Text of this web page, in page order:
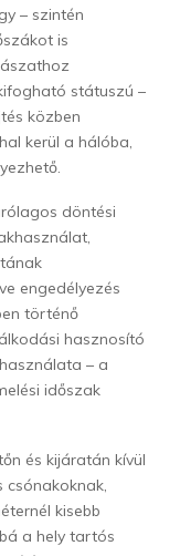
– szintén
is
státuszú –
közben
kerül a hálóba,
döntési
engedélyezés
történő
hasznosító
– a
időszak
és kijáratán kívül
csónakoknak,
kisebb
a hely tartós